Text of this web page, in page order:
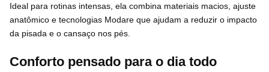
Ideal para rotinas intensas, ela combina materiais macios, ajuste
anatômico e tecnologias Modare que ajudam a reduzir o impacto
da pisada e o cansaço nos pés.
Conforto pensado para o dia todo